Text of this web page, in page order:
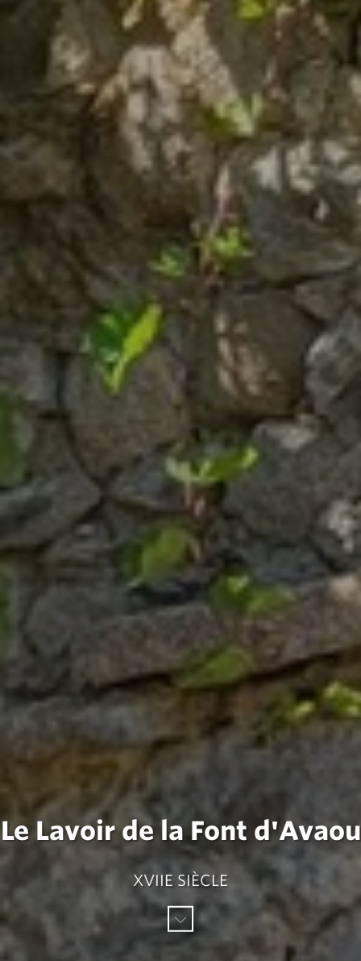
Le Lavoir de la Font d'Avaou
XVIIE SIÈCLE